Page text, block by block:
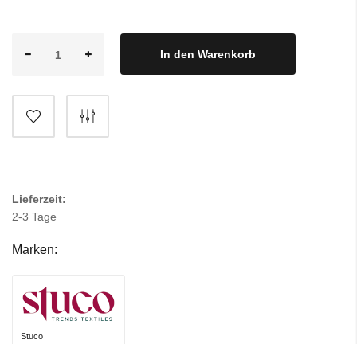
In den Warenkorb
Lieferzeit:
2-3 Tage
Marken:
Stuco